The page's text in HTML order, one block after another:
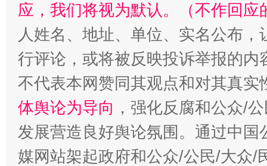
应，我们将视为默认。（不作回应
人姓名、地址、单位、实名公布
行评论，或将被反映投诉举报的
不代表本网赞同其观点和对其真实
体舆论为导向 ，强化反腐和公众/
发展营造良好舆论氛围。通过中
媒网站架起政府和公众/公民/大众/